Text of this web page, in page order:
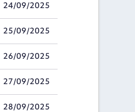
24/09/2025
25/09/2025
26/09/2025
27/09/2025
28/09/2025